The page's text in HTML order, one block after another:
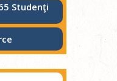
Studenţi